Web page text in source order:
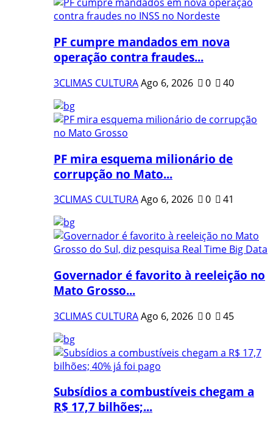
PF cumpre mandados em nova
operação contra fraudes...
3CLIMAS CULTURAAgo 6, 2026 0 40
PF mira esquema milionário de
corrupção no Mato...
3CLIMAS CULTURAAgo 6, 2026 0 41
Governador é favorito à reeleição no
Mato Grosso...
3CLIMAS CULTURAAgo 6, 2026 0 45
Subsídios a combustíveis chegam a
R$ 17,7 bilhões;...